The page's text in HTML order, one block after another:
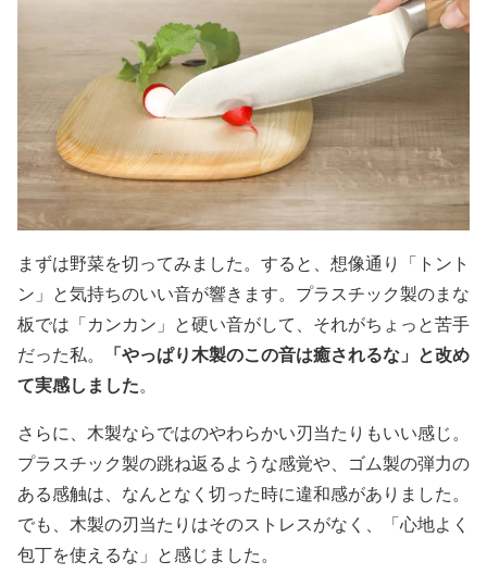
まずは野菜を切ってみました。すると、想像通り「トント
ン」と気持ちのいい音が響きます。プラスチック製のまな
板では「カンカン」と硬い音がして、それがちょっと苦手
だった私。
「やっぱり木製のこの音は癒されるな」と改め
て実感しました。
さらに、木製ならではのやわらかい刃当たりもいい感じ。
プラスチック製の跳ね返るような感覚や、ゴム製の弾力の
ある感触は、なんとなく切った時に違和感がありました。
でも、木製の刃当たりはそのストレスがなく、「心地よく
包丁を使えるな」と感じました。